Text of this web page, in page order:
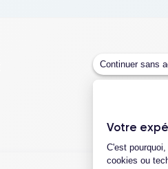
Continuer sans
Votre
C'est
cookies ou